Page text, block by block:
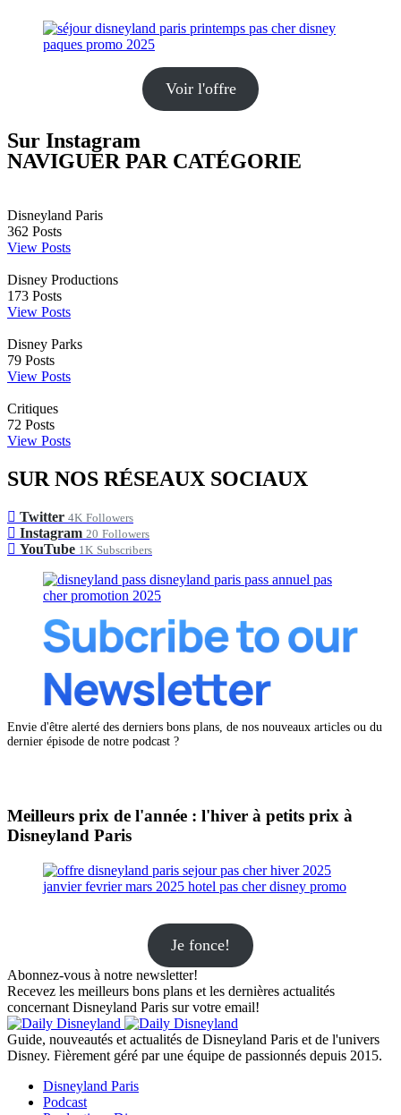
Voir l'offre
Sur Instagram
NAVIGUER PAR CATÉGORIE
Disneyland Paris
362 Posts
View Posts
Disney Productions
173 Posts
View Posts
Disney Parks
79 Posts
View Posts
Critiques
72 Posts
View Posts
SUR NOS RÉSEAUX SOCIAUX
Twitter 4K Followers
Instagram 20 Followers
YouTube 1K Subscribers
Envie d'être alerté des derniers bons plans, de nos nouveaux articles ou du
dernier épisode de notre podcast ?
Meilleurs prix de l'année : l'hiver à petits prix à
Disneyland Paris
Je fonce!
Abonnez-vous à notre newsletter!
Recevez les meilleurs bons plans et les dernières actualités
concernant Disneyland Paris sur votre email!
Guide, nouveautés et actualités de Disneyland Paris et de l'univers
Disney. Fièrement géré par une équipe de passionnés depuis 2015.
Disneyland Paris
Podcast